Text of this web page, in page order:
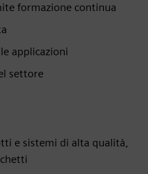
formazione continua
applicazioni
settore
e sistemi di alta qualità,